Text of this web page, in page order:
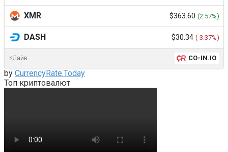
XMR $363.60 (2.57%)
DASH $30.34 (-3.37%)
⚡Лайв CO-IN.IO
by CurrencyRate.Today
Топ криптовалют